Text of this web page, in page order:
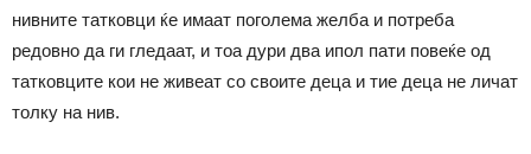
нивните татковци ќе имаат поголема желба и потреба
редовно да ги гледаат, и тоа дури два ипол пати повеќе од
татковците кои не живеат со своите деца и тие деца не личат
толку на нив.